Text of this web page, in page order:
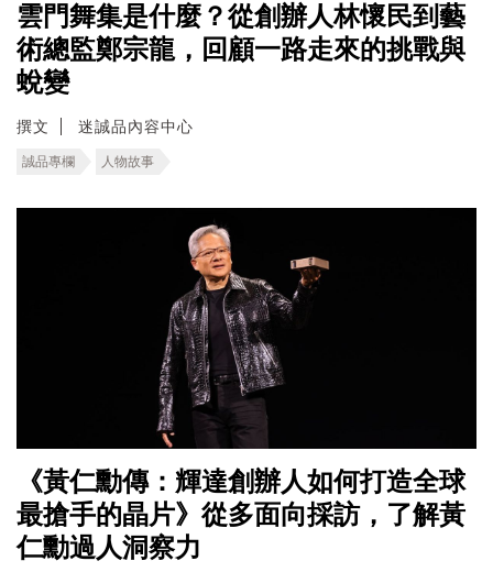
雲門舞集是什麼？從創辦人林懷民到藝
術總監鄭宗龍，回顧一路走來的挑戰與
蛻變
撰文 迷誠品內容中心
誠品專欄 人物故事
《黃仁勳傳：輝達創辦人如何打造全球
最搶手的晶片》從多面向採訪，了解黃
仁勳過人洞察力